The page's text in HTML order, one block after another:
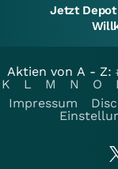
Jetzt Depot
Aktien von A - Z:
K
L M N O
Impressum